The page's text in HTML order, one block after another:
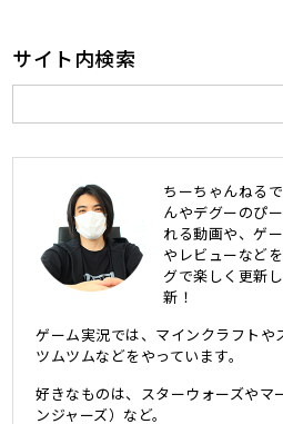
サイト内検索
ちーちゃんねる
んやデグーのぴ
れる動画や、ゲ
やレビューなど
グで楽しく更新
新！
ゲーム実況では、マインクラフトや
ツムツムなどをやっています。
好きなものは、スターウォーズやマ
ンジャーズ）など。